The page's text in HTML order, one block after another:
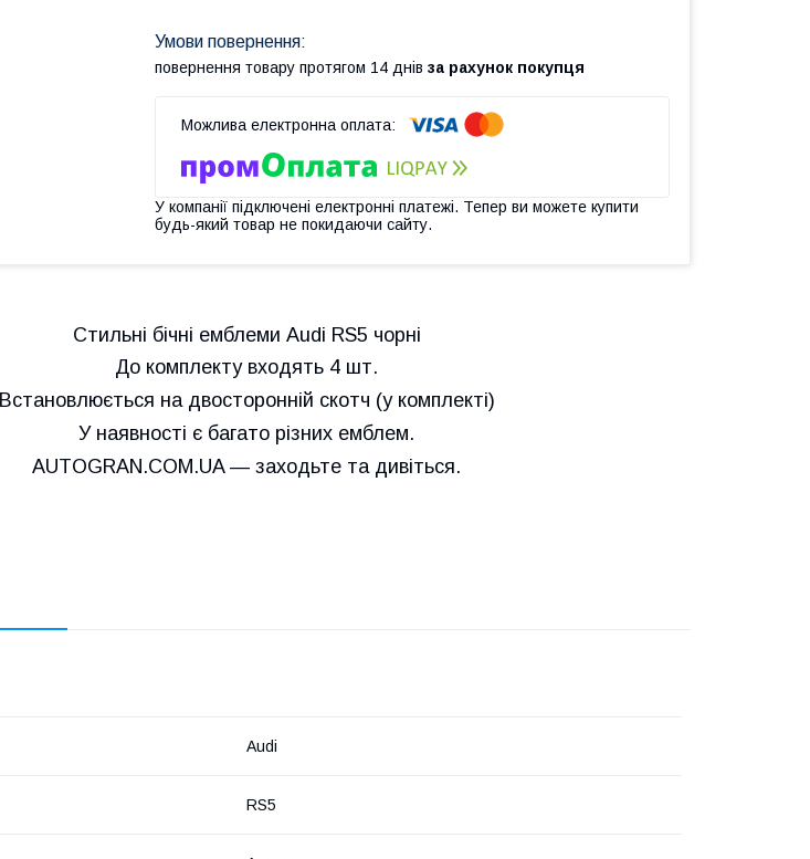
повернення товару протягом 14 днів за рахунок покупця
У компанії підключені електронні платежі. Тепер ви можете купити
будь-який товар не покидаючи сайту.
Стильні бічні емблеми Audi RS5 чорні
До комплекту входять 4 шт.
Встановлюється на двосторонній скотч (у комплекті)
У наявності є багато різних емблем.
AUTOGRAN.COM.UA — заходьте та дивіться.
Audi
RS5